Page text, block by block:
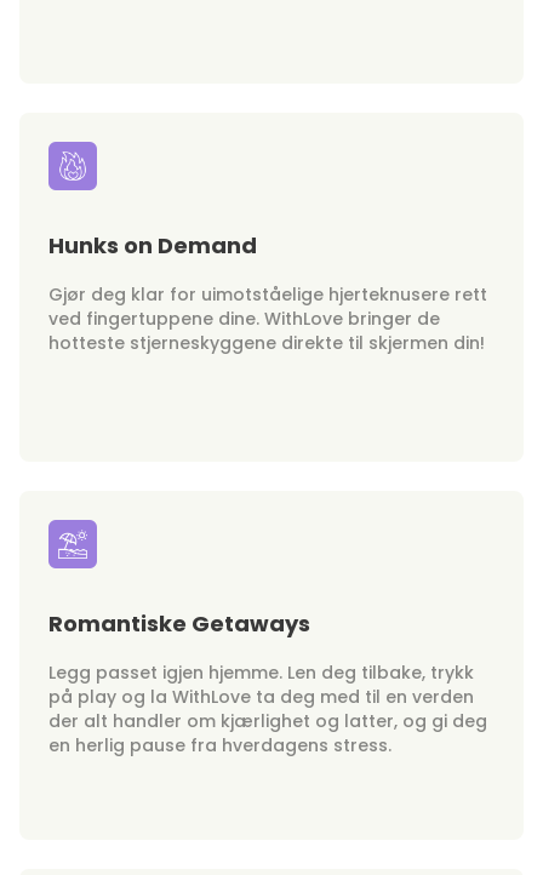
Hunks on Demand
Gjør deg klar for uimotståelige hjerteknusere rett
ved fingertuppene dine. WithLove bringer de
hotteste stjerneskyggene direkte til skjermen din!
Romantiske Getaways
Legg passet igjen hjemme. Len deg tilbake, trykk
på play og la WithLove ta deg med til en verden
der alt handler om kjærlighet og latter, og gi deg
en herlig pause fra hverdagens stress.